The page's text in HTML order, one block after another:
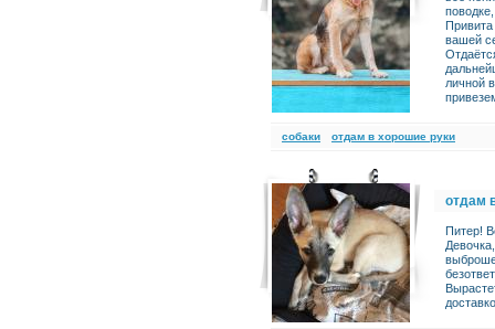
Привита
вашей
личной
cобаки отдам в хорошие руки
отдам
Питер!